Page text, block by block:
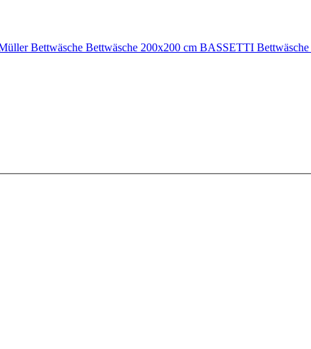
Bettwäsche Bettwäsche 200x200 cm BASSETTI Bettwäsche